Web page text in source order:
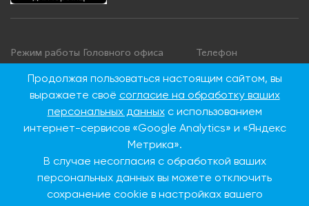
Режим работы Головного офиса
Понедельник - четверг: с 9:00 до
18:00
Суббота, воскресенье: выходные
Телефон
+7 495 276 00 22
8 800 100 00 22
России)
115093, г. Москва, ул.
Продолжая пользоваться настоящим сайтом, вы
выражаете своё согласие на обработку ваших
персональных данныхс использованием
интернет-сервисов «Google Analytics» и «Яндекс
Метрика».
В случае несогласия с обработкой ваших
персональных данных вы можете отключить
сохранение cookie в настройках вашего